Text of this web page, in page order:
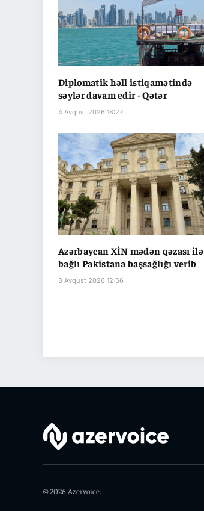
Diplomatik həll istiqamətində
səylər davam edir - Qətər
4 Avqust 2026 18:27
Azərbaycan XİN mədən qəzası ilə
bağlı Pakistana başsağlığı verib
3 Avqust 2026 12:56
© 2026 Azervoice.